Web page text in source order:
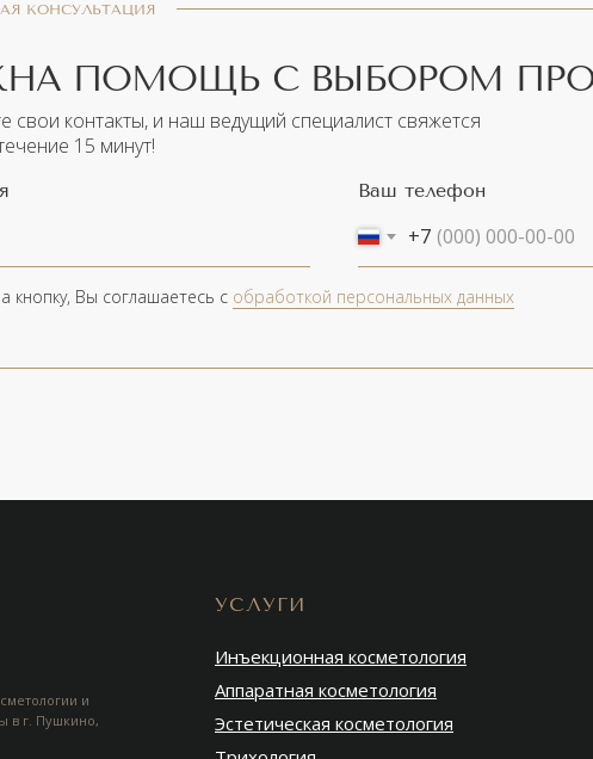
кнопку, Вы соглашаетесь с обработкой персональных данных
Ваш телефон
+7
свои контакты, и наш ведущий специалист свяжется
15 минут!
ПОМОЩЬ С ВЫБОРОМ
КОНСУЛЬТАЦИЯ
и
в г. Пушкино,
УСЛУГИ
Инъекционная косметология
Аппаратная косметология
Эстетическая косметология